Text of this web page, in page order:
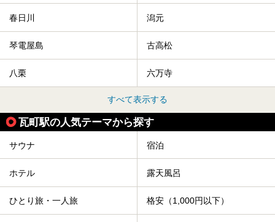
春日川 潟元
琴電屋島 古高松
八栗 六万寺
すべて表示する
瓦町駅の人気テーマから探す
サウナ 宿泊
ホテル 露天風呂
ひとり旅・一人旅 格安（1,000円以下）